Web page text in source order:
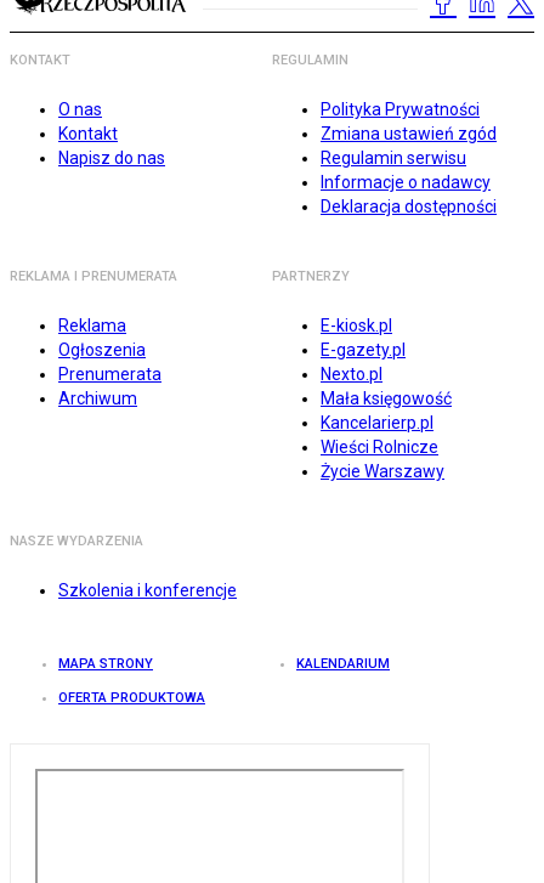
KONTAKT
O nas
Kontakt
Napisz do nas
REGULAMIN
Polityka Prywatności
Zmiana ustawień zgód
Regulamin serwisu
Informacje o nadawcy
Deklaracja dostępności
REKLAMA I PRENUMERATA
Reklama
Ogłoszenia
Prenumerata
Archiwum
PARTNERZY
E-kiosk.pl
E-gazety.pl
Nexto.pl
Mała księgowość
Kancelarierp.pl
Wieści Rolnicze
Życie Warszawy
NASZE WYDARZENIA
Szkolenia i konferencje
MAPA STRONY KALENDARIUM
OFERTA PRODUKTOWA